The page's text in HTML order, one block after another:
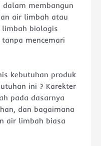
membangun
air limbah atau
limbah biologis
mencemari
kebutuhan produk
ini ? Karekter
pada dasarnya
dan bagaimana
air limbah biasa